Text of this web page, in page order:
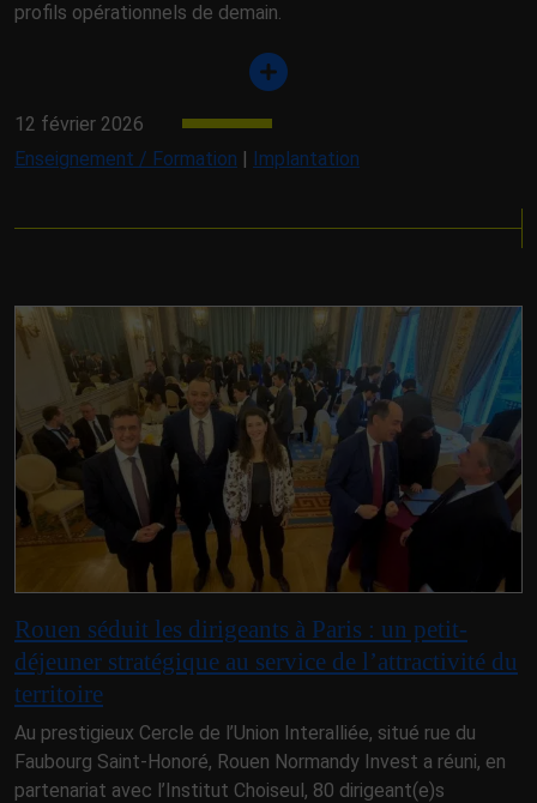
profils opérationnels de demain.
12 février 2026
Enseignement / Formation | Implantation
Rouen séduit les dirigeants à Paris : un petit-
déjeuner stratégique au service de l’attractivité du
territoire
Au prestigieux Cercle de l’Union Interalliée, situé rue du
Faubourg Saint-Honoré, Rouen Normandy Invest a réuni, en
partenariat avec l’Institut Choiseul, 80 dirigeant(e)s